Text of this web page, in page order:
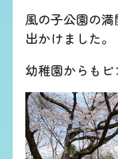
風の子公園の
出かけました。
幼稚園からもピ